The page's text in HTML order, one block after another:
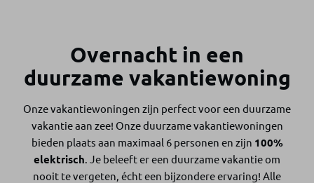
Overnacht in een
duurzame vakantiewoning
Onze vakantiewoningen zijn perfect voor een duurzame
vakantie aan zee! Onze duurzame vakantiewoningen
bieden plaats aan maximaal 6 personen en zijn 100%
elektrisch. Je beleeft er een duurzame vakantie om
nooit te vergeten, écht een bijzondere ervaring! Alle